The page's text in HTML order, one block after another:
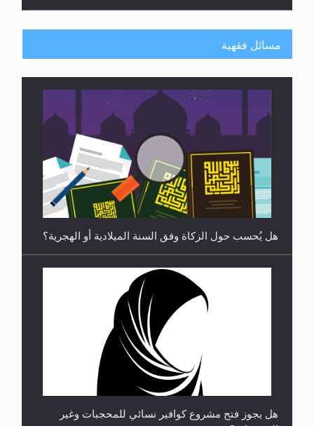
في شعر المسيح الموعود عليه السلام.....
**الحصن الحصين من وساوس المعارضين ...**...
متطلَّبات التّحريك الجديد...
مسائل فقهية
المحجبات؟